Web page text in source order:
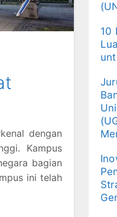
dengan
Kampus
bagian
ini telah
10